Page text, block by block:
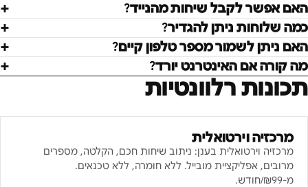
האם אפשר לקבל שיחות מהנייד?
כמה שלוחות ניתן להגדיר?
האם ניתן לשמור מספר טלפון קיים?
מה קורה אם האינטרנט יורד?
תכונות רלוונטיות
מרכזיה וירטואלית
מרכזיה וירטואלית בענן: ניתוב שיחות חכם, הקלטה, מספרים
מרובים, אפליקציית מובייל. ללא חומרה, ללא טכנאים.
מ-₪99/חודש.